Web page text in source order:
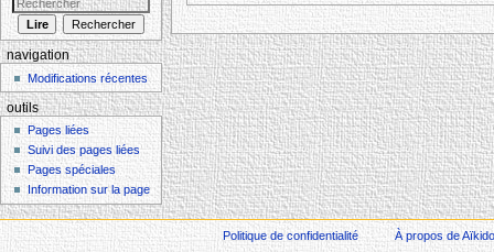
navigation
Modifications récentes
outils
Pages liées
Suivi des pages liées
Pages spéciales
Information sur la page
Politique de confidentialité À propos de